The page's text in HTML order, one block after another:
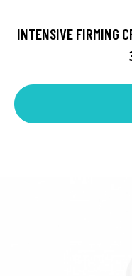
INTENSIVE FIRMING